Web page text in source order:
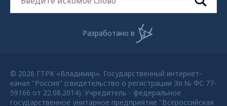
Разработано в
© 2026 ГТРК «Владимир». Государственный интернет-
канал "Россия" (свидетельство о регистрации Эл № ФС 77-
59166 от 22.08.2014). Учредитель - федеральное
государственное унитарное предприятие "Всероссийская